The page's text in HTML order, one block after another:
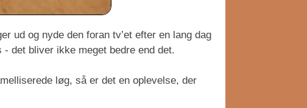
ud og nyde den foran tv’et efter en lang dag
det bliver ikke meget bedre end det.
løg, så er det en oplevelse, der